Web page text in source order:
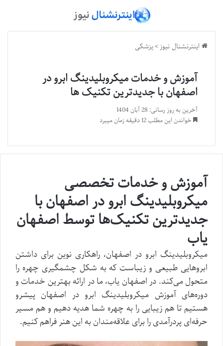
اینترنشنال نیوز>پزشکی
آموزش و خدمات میکروبلیدینگ ابرو در
اصفهان با جدیدترین تکنیک ها
آخرین به روز رسانی: 28 آبان 1404
خواندن این مطلب 12 دقیقه زمان میبرد
آموزش و خدمات تخصصی
میکروبلیدینگ ابرو در اصفهان با
جدیدترین تکنیک‌ها توسط اصفهان
یاب
میکروبلیدینگ ابرو در اصفهان، راهکاری نوین برای داشتن
ابروهایی طبیعی و زیباست که به شکل چشمگیری چهره را
متحول می‌کند. در اصفهان یاب، ما در ارائه بهترین خدمات و
دوره‌های آموزش میکروبلیدینگ ابرو در اصفهان پیشرو
هستیم تا هم زیبایی را به چهره شما هدیه دهیم و هم مسیر
حرفه‌ای پردرآمدی را برای علاقه‌مندان به این هنر فراهم کنیم.